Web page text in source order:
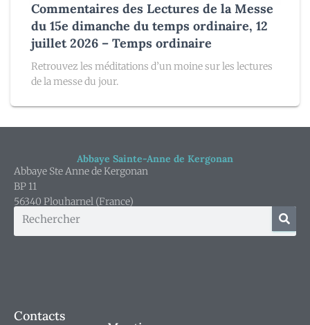
Commentaires des Lectures de la Messe
du 15e dimanche du temps ordinaire, 12
juillet 2026 – Temps ordinaire
Retrouvez les méditations d’un moine sur les lectures
de la messe du jour.
Abbaye Sainte-Anne de Kergonan
Abbaye Ste Anne de Kergonan
BP 11
56340 Plouharnel (France)
Contacts